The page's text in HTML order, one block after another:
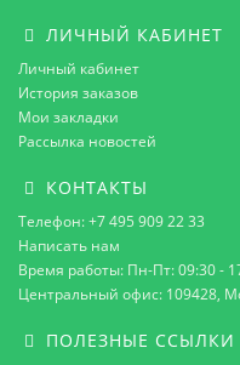
ЛИЧНЫЙ КАБИНЕТ
Личный кабинет
История заказов
Мои закладки
Рассылка новостей
КОНТАКТЫ
Телефон: +7 495 909 22 33
Написать нам
Время работы: Пн-Пт: 09:30 -
Центральный офис: 109428,
ПОЛЕЗНЫЕ ССЫЛКИ